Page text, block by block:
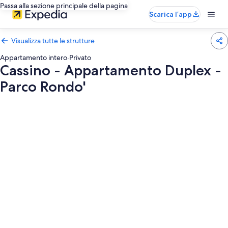
Passa alla sezione principale della pagina
Scarica l’app
Visualizza tutte le strutture
Appartamento intero·Privato
Cassino - Appartamento Duplex -
Parco Rondo'